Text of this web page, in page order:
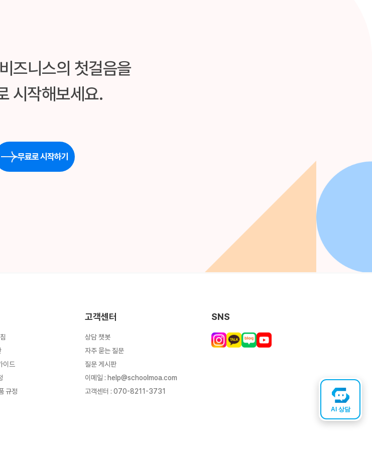
즈니스의 첫걸음을
시작해보세요.
무료로 시작하기
이드
규정
고객센터
상담 챗봇
자주 묻는 질문
질문 게시판
이메일 : help@schoolmoa.com
고객센터 : 070-8211-3731
SNS
AI 상담